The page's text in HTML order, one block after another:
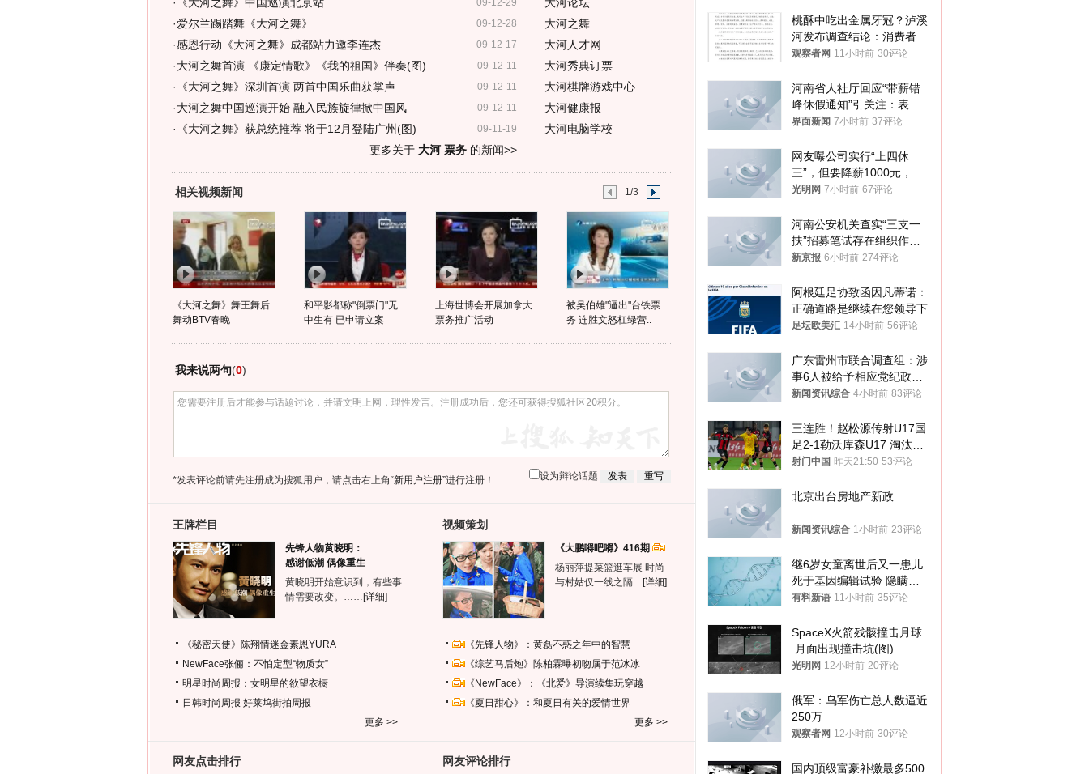
09-12-29
09-12-28
·爱尔兰踢踏舞《大河之舞》
09-12-17
·感恩行动《大河之舞》成都站力邀李连杰
09-12-11
·大河之舞首演 《康定情歌》《我的祖国》伴奏(图)
09-12-11
· 《大河之舞》深圳首演 两首中国乐曲获掌声
09-12-11
·大河之舞中国巡演开始 融入民族旋律掀中国风
09-11-19
· 《大河之舞》获总统推荐 将于12月登陆广州(图)
更多关于 大河 票务的新闻>>
大河之舞
大河人才网
大河秀典订票
大河棋牌游戏中心
大河健康报
大河电脑学校
相关视频新闻 1/3
《大河之舞》舞王舞后
舞动BTV春晚
和平影都称"倒票门"无
中生有 已申请立案
上海世博会开展加拿大
票务推广活动
被吴伯雄"逼出"台铁票
务 连胜文怒杠绿营..
我来说两句(0)
*发表评论前请先注册成为搜狐用户，请点击右上角“新用户注册”进行注册！ 设为辩论话题
王牌栏目
先锋人物黄晓明：
感谢低潮 偶像重生
黄晓明开始意识到，有些事
情需要改变。…… [详细]
《秘密天使》陈翔情迷金素恩YURA
NewFace张俪：不怕定型“物质女”
明星时尚周报：女明星的欲望衣橱
日韩时尚周报 好莱坞街拍周报
更多 >>
视频策划
《大鹏嘚吧嘚》416期
杨丽萍提菜篮逛车展 时尚
与村姑仅一线之隔… [详细]
《先锋人物》：黄磊不惑之年中的智慧
《综艺马后炮》陈柏霖曝初吻属于范冰冰
《NewFace》：《北爱》导演续集玩穿越
《夏日甜心》：和夏日有关的爱情世界
更多 >>
网友点击排行 网友评论排行
桃酥中吃出金属牙冠？泸溪
河发布调查结论：消费者已
澄清，所发视频情况不属实
观察者网 11小时前 30评论
河南省人社厅回应“带薪错
峰休假通知”引关注：表述
不够准确，待修改后印发
界面新闻 7小时前 37评论
网友曝公司实行“上四休
三”，但要降薪1000元，不
接受只能辞职
光明网 7小时前 67评论
河南公安机关查实“三支一
扶”招募笔试存在组织作弊
犯罪行为
新京报 6小时前 274评论
阿根廷足协致函因凡蒂诺：
正确道路是继续在您领导下
足坛欧美汇 14小时前 56评论
广东雷州市联合调查组：涉
事6人被给予相应党纪政务
处分和组织处理
新闻资讯综合 4小时前 83评论
三连胜！赵松源传射U17国
足2-1勒沃库森U17 淘汰赛
将战河床
射门中国 昨天21:50 53评论
北京出台房地产新政
新闻资讯综合 1小时前 23评论
继6岁女童离世后又一患儿
死于基因编辑试验 隐瞒一
年才对外披露
有料新语 11小时前 35评论
SpaceX火箭残骸撞击月球
月面出现撞击坑(图)
光明网 12小时前 20评论
俄军：乌军伤亡总人数逼近
250万
观察者网 12小时前 30评论
国内顶级富豪补缴最多500